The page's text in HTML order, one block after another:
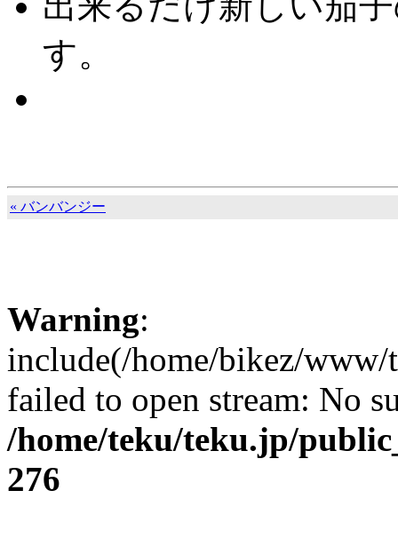
す。
« バンバンジー
Warning:
include(/home/bikez/
failed to open stream: No
/home/teku/teku.jp/
276